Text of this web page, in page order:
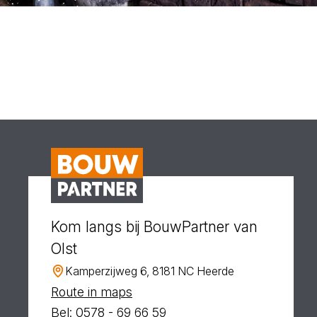
Kom langs bij BouwPartner van
Olst
Kamperzijweg 6, 8181 NC Heerde
Route in maps
Bel: 0578 - 69 66 59